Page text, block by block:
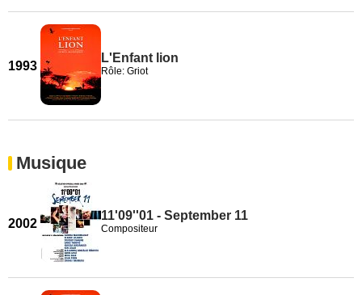
1993
L'Enfant lion
Rôle: Griot
Musique
2002
11'09''01 - September 11
Compositeur